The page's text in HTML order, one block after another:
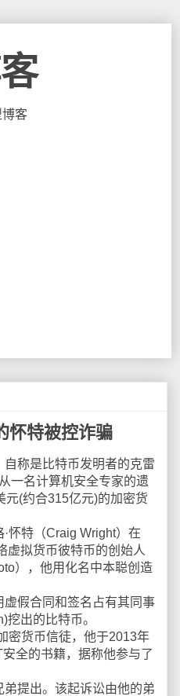
博客
怀特被控诈骗
称是比特币发明者的克雷
一名计算机安全专家的遗
元(约合315亿元)的加密货
特（Craig Wright）在
虚拟货币彼特币的创始人
），他用化名中本聪创造
假合同和签名占有其同事
挖出的比特币。
货币信徒，他于2013年
全的书籍，据称他参与了
提出。该起诉讼由他的弟